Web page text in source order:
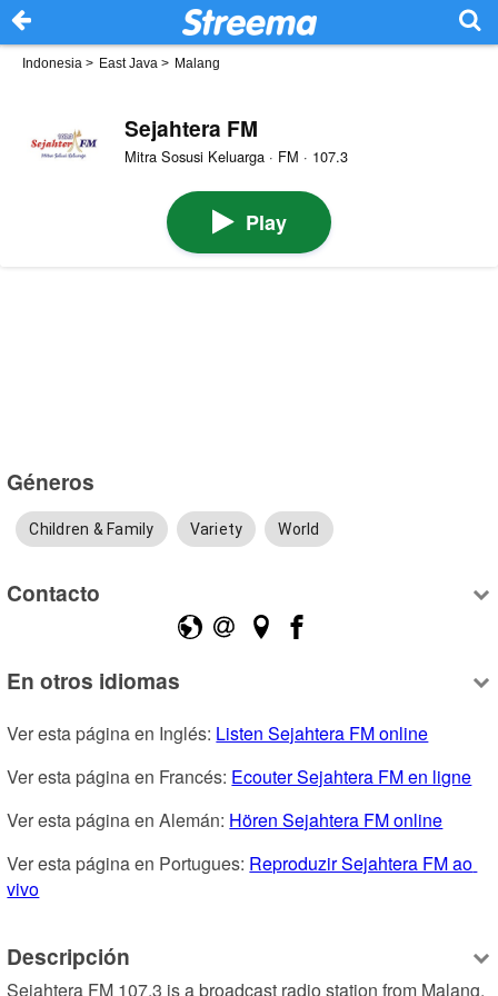
Indonesia > East Java > Malang
Sejahtera FM
Mitra Sosusi Keluarga · FM · 107.3
Play
Géneros
Children & Family Variety World
Contacto
En otros idiomas
Ver esta página en Inglés: Listen Sejahtera FM online
Ver esta página en Francés: Ecouter Sejahtera FM en ligne
Ver esta página en Alemán: Hören Sejahtera FM online
Ver esta página en Portugues: Reproduzir Sejahtera FM ao
vivo
Descripción
Sejahtera FM 107.3 is a broadcast radio station from Malang,